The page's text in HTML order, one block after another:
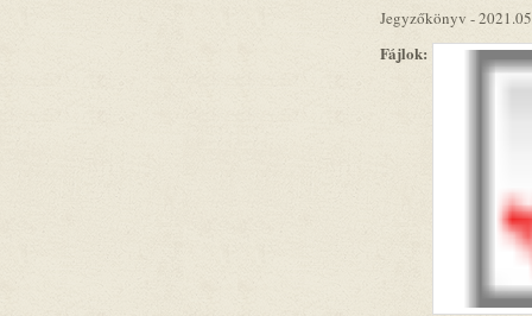
Jegyzőkönyv -
Fájlok: